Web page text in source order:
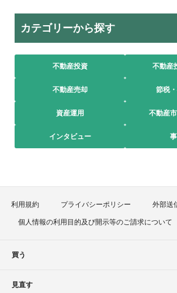
カテゴリーから探す
不動産投資 不動産
不動産売却 節税
資産運用 不動産
インタビュー
利用規約 プライバシーポリシー 外部送
個人情報の利用目的及び開示等のご請求について
買う
見直す